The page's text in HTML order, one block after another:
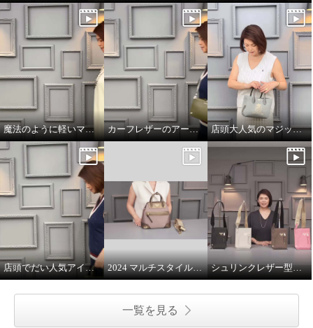
魔法のように軽いマジックライトのトート カーフレザーのアールデコモチーフのウォレット 店頭大人気のマジックライト
店頭でだい人気アイテムです 2024 マルチスタイルバッグ 解説 シュリンクレザー型押し マルチポーチ
一覧を見る